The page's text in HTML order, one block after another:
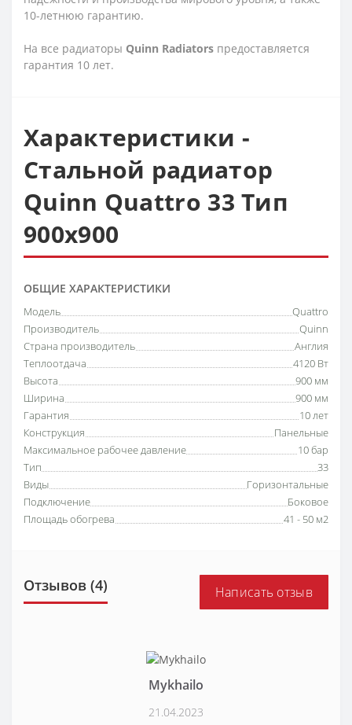
10-летнюю гарантию.
На все радиаторы Quinn Radiators предоставляется
гарантия 10 лет.
Характеристики -
Стальной радиатор
Quinn Quattro 33 Тип
900х900
ОБЩИЕ ХАРАКТЕРИСТИКИ
Модель
Quattro
Производитель
Quinn
Страна производитель
Англия
Теплоотдача
4120 Вт
Высота
900 мм
Ширина
900 мм
Гарантия
10 лет
Конструкция
Панельные
Максимальное рабочее давление
10 бар
Тип
33
Виды
Горизонтальные
Подключение
Боковое
Площадь обогрева
41 - 50 м2
Отзывов (4) Написать отзыв
Mykhailo
21.04.2023